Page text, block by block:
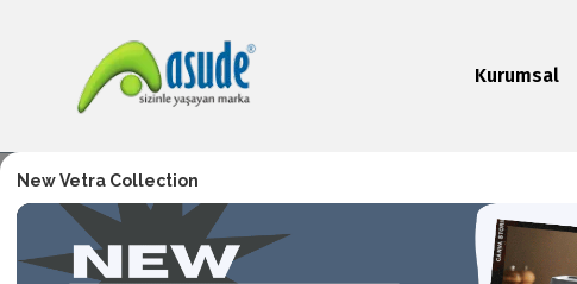
New Vetra Collection
Kurumsal